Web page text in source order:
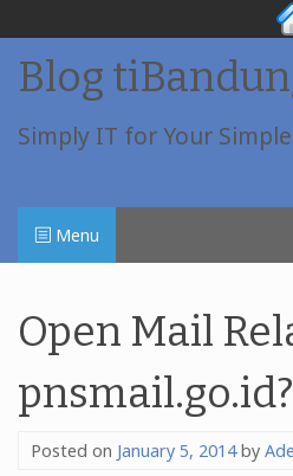
Skip
content
Blog
Simply IT for Your
Menu
Open Mail
pnsmail.go.id?
Posted on January 5, 2014by